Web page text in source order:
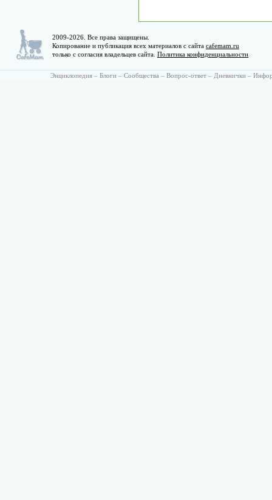
2009-2026. Все права защищены.
Копирование и публикация всех материалов с сайта cafemam.ru
только с согласия владельцев сайта. Политика конфиденциальности
Энциклопедия – Блоги – Сообщества – Вопрос-ответ – Дневнички –